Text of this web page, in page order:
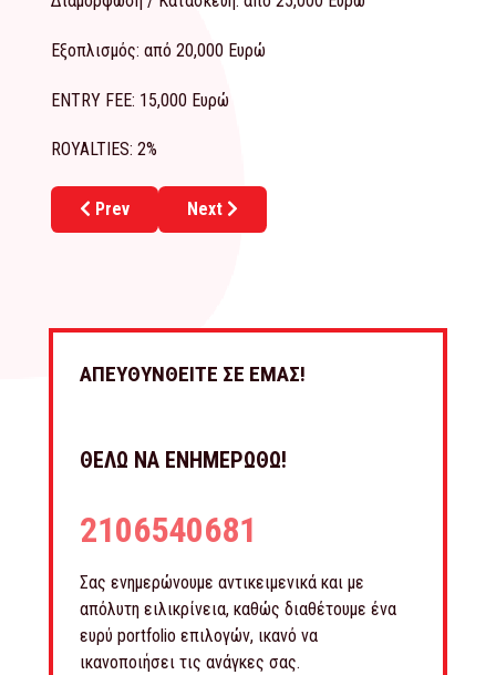
Εξοπλισμός: από 20,000 Ευρώ
ENTRY FEE: 15,000 Ευρώ
ROYALTIES: 2%
Previous article: VAPOR MARKET
Prev Next article: ΓΡΗΓΟΡΗΣ
Next
ΑΠΕΥΘΥΝΘΕΙΤΕ ΣΕ ΕΜΑΣ!
ΘΕΛΩ ΝΑ ΕΝΗΜΕΡΩΘΩ!
2106540681
Σας ενημερώνουμε αντικειμενικά και με
απόλυτη ειλικρίνεια, καθώς διαθέτουμε ένα
ευρύ portfolio επιλογών, ικανό να
ικανοποιήσει τις ανάγκες σας.